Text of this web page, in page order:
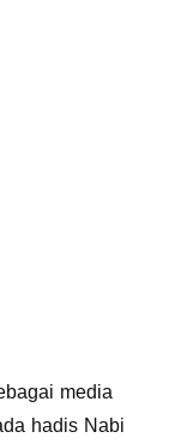
media
hadis Nabi